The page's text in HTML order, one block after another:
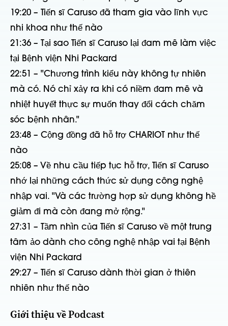
19:20 – Tiến sĩ Caruso đã tham gia vào lĩnh vực
nhi khoa như thế nào
21:36 – Tại sao Tiến sĩ Caruso lại đam mê làm việc
tại Bệnh viện Nhi Packard
22:51 – "Chương trình kiểu này không tự nhiên
mà có. Nó chỉ xảy ra khi có niềm đam mê và
nhiệt huyết thực sự muốn thay đổi cách chăm
sóc bệnh nhân."
23:48 – Cộng đồng đã hỗ trợ CHARIOT như thế
nào
25:08 – Về nhu cầu tiếp tục hỗ trợ, Tiến sĩ Caruso
nhớ lại những cách thức sử dụng công nghệ
nhập vai. "Và các trường hợp sử dụng không hề
giảm đi mà còn đang mở rộng."
27:31 – Tầm nhìn của Tiến sĩ Caruso về một trung
tâm ảo dành cho công nghệ nhập vai tại Bệnh
viện Nhi Packard
29:27 – Tiến sĩ Caruso dành thời gian ở thiên
nhiên như thế nào
Giới thiệu về Podcast